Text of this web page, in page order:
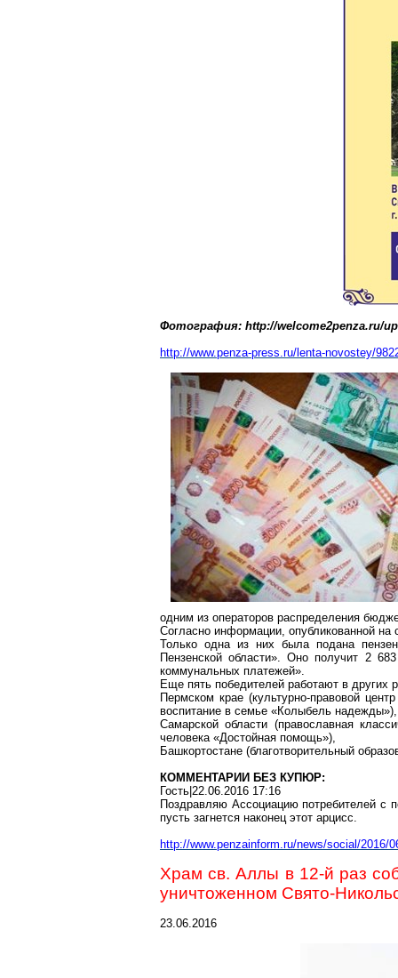
Фотография: http://welcome2penza.ru/
http://www.penza-press.ru/lenta-novostey/
одним из операторов распределения
Согласно информации, опубликованной
Только одна из них была подана
Пензенской области». Оно получит 2
коммунальных платежей».
Еще пять победителей работают в других
Пермском крае(культурно-правовой
воспитание в семье «Колыбель надежды»),
Самарской области (православная
человека «Достойная помощь»),
Башкортостане (благотворительный
КОММЕНТАРИИ БЕЗ КУПЮР:
Гость|22.06.2016 17:16
Поздравляю Ассоциацию потребителей с
пусть загнется наконец этот арцисс.
http://www.penzainform.ru/news/social/2016/
Храм св. Аллы в 12-й раз
уничтоженном Свято-
23.06.2016